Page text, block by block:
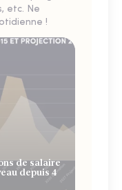
etc. Ne
!
de salaire
depuis 4